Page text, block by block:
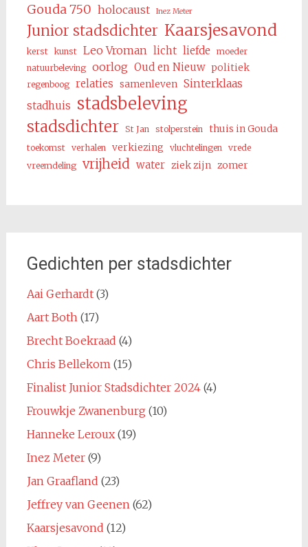
Gouda 750 holocaust Inez Meter
Junior stadsdichter Kaarsjesavond
kerst kunst Leo Vroman licht liefde
moeder
natuurbeleving
oorlog Oud en Nieuw politiek
regenboog relaties samenleven Sinterklaas
stadhuis stadsbeleving
stadsdichter St Jan stolperstein thuis in Gouda
toekomst verhalen verkiezing vluchtelingen
vrede
vreemdeling
vrijheid water ziek zijn zomer
Gedichten per stadsdichter
Aai Gerhardt(3)
Aart Both (17)
Brecht Boekraad (4)
Chris Bellekom (15)
Finalist Junior Stadsdichter 2024(4)
Frouwkje Zwanenburg (10)
Hanneke Leroux(19)
Inez Meter(9)
Jan Graafland (23)
Jeffrey van Geenen (62)
Kaarsjesavond (12)